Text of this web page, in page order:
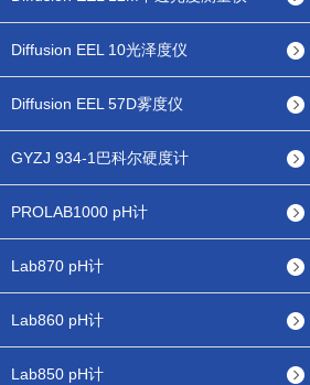
Diffusion EEL 10光泽度仪
Diffusion EEL 57D雾度仪
GYZJ 934-1巴科尔硬度计
PROLAB1000 pH计
Lab870 pH计
Lab860 pH计
Lab850 pH计